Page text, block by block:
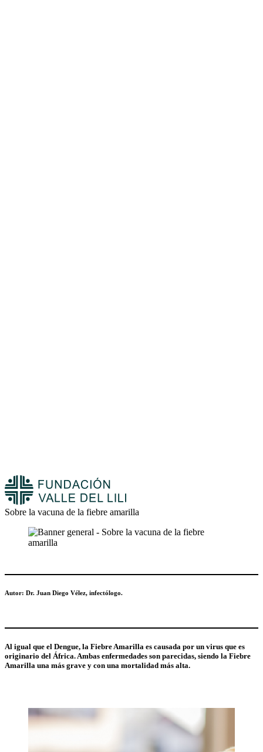
Sobre la vacuna de la fiebre amarilla
Autor: Dr. Juan Diego Vélez, infectólogo.
Al igual que el Dengue, la Fiebre Amarilla es causada por un virus que es
originario del África. Ambas enfermedades son parecidas, siendo la Fiebre
Amarilla una más grave y con una mortalidad más alta.